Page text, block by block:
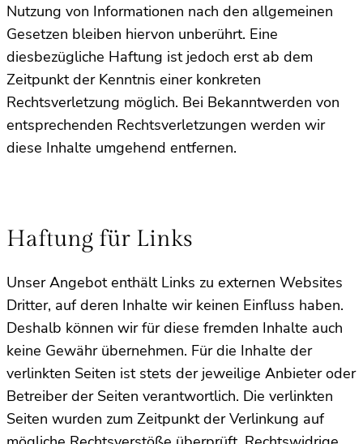
Nutzung von Informationen nach den allgemeinen
Gesetzen bleiben hiervon unberührt. Eine
diesbezügliche Haftung ist jedoch erst ab dem
Zeitpunkt der Kenntnis einer konkreten
Rechtsverletzung möglich. Bei Bekanntwerden von
entsprechenden Rechtsverletzungen werden wir
diese Inhalte umgehend entfernen.
Haftung für Links
Unser Angebot enthält Links zu externen Websites
Dritter, auf deren Inhalte wir keinen Einfluss haben.
Deshalb können wir für diese fremden Inhalte auch
keine Gewähr übernehmen. Für die Inhalte der
verlinkten Seiten ist stets der jeweilige Anbieter oder
Betreiber der Seiten verantwortlich. Die verlinkten
Seiten wurden zum Zeitpunkt der Verlinkung auf